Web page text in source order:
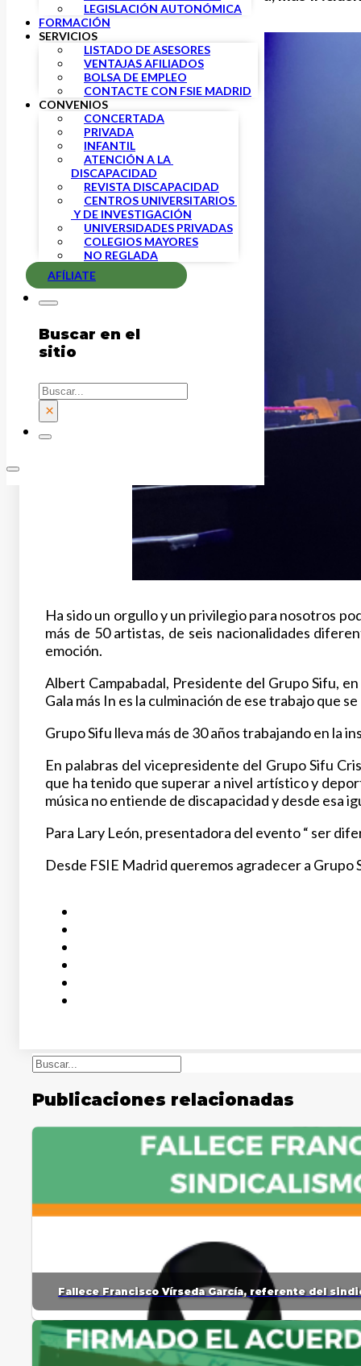
LEGISLACIÓN AUTONÓMICA
FORMACIÓN
SERVICIOS
LISTADO DE ASESORES
VENTAJAS AFILIADOS
BOLSA DE EMPLEO
CONTACTE CON FSIE MADRID
CONVENIOS
CONCERTADA
PRIVADA
INFANTIL
ATENCIÓN A LA
DISCAPACIDAD
REVISTA DISCAPACIDAD
CENTROS UNIVERSITARIOS
Y DE INVESTIGACIÓN
UNIVERSIDADES PRIVADAS
COLEGIOS MAYORES
NO REGLADA
AFÍLIATE
Buscar en el
sitio
Buscar
×
Ha sido un orgullo y un privilegio para nosotros
más de 50 artistas, de seis nacionalidades
emoción.
Albert Campabadal, Presidente del Grupo Sifu,
Gala más In es la culminación de ese trabajo que se
Grupo Sifu lleva más de 30 años trabajando en la
En palabras del vicepresidente del Grupo Sifu
que ha tenido que superar a nivel artístico y
música no entiende de discapacidad y desde esa
Para Lary León, presentadora del evento “ ser
Desde FSIE Madrid queremos agradecer a
Buscar
Publicaciones relacionadas
Fallece Francisco Vírseda García, referente del